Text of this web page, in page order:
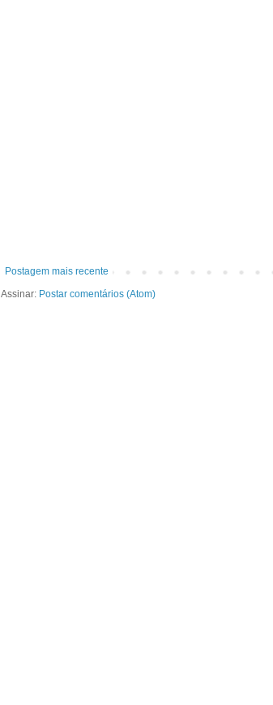
Postagem mais recente
Assinar: Postar comentários (Atom)